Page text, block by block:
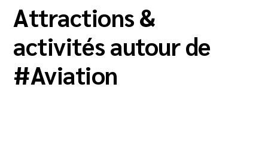
Attractions &
activités autour de
#Aviation